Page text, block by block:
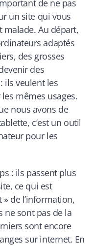
de ne pas
un site qui vous
malade. Au départ,
adaptés
des grosses
des
ils veulent les
mêmes usages.
nous avons de
c’est un outil
pour les
: ils passent plus
ce qui est
de l’information,
ne sont pas de la
sont encore
sur internet. En